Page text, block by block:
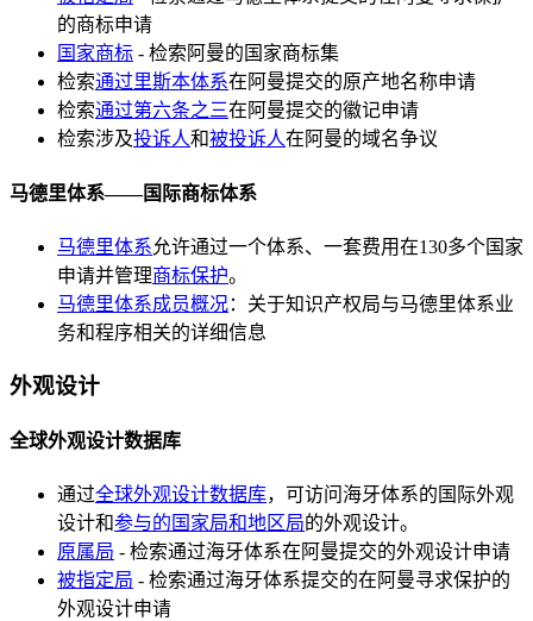
的商标申请
国家商标 - 检索阿曼的国家商标集
检索通过里斯本体系在阿曼提交的原产地名称申请
检索通过第六条之三在阿曼提交的徽记申请
检索涉及投诉人和被投诉人在阿曼的域名争议
马德里体系——国际商标体系
马德里体系允许通过一个体系、一套费用在130多个国家
申请并管理商标保护。
马德里体系成员概况：关于知识产权局与马德里体系业
务和程序相关的详细信息
外观设计
全球外观设计数据库
通过全球外观设计数据库，可访问海牙体系的国际外观
设计和参与的国家局和地区局的外观设计。
原属局 - 检索通过海牙体系在阿曼提交的外观设计申请
被指定局 - 检索通过海牙体系提交的在阿曼寻求保护的
外观设计申请